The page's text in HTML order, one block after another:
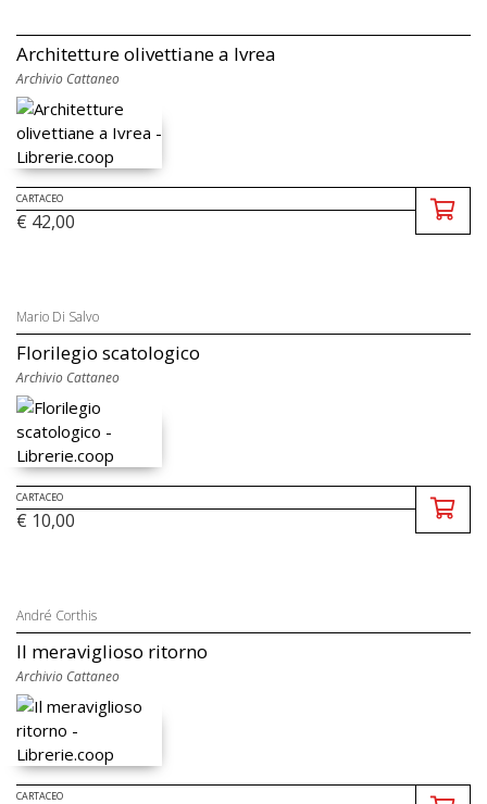
Architetture olivettiane a Ivrea
Archivio Cattaneo
CARTACEO
€ 42,00
Mario Di Salvo
Florilegio scatologico
Archivio Cattaneo
CARTACEO
€ 10,00
André Corthis
Il meraviglioso ritorno
Archivio Cattaneo
CARTACEO